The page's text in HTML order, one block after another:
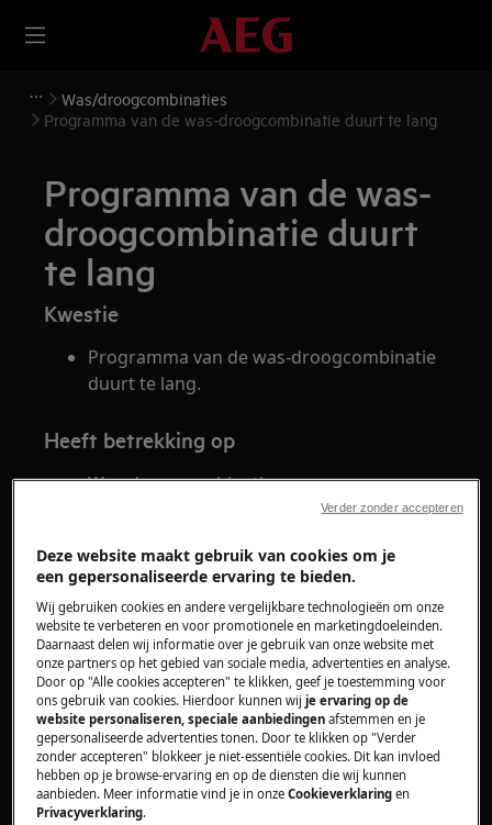
Was/droogcombinaties
Programma van de was-droogcombinatie duurt te lang
Programma van de was-
droogcombinatie duurt
te lang
Kwestie
Programma van de was-droogcombinatie
duurt te lang.
Heeft betrekking op
Was-droogcombinatie
Vermijd het ECO programma of zorg dat
de optie ECO is uitgeschakeld.
Gebruik de juiste hoeveelheid wasgoed bij
het gekozen wasprogramma.
Doseer de juiste hoeveelheid wasmiddel.
Neem contact op met onze servicedienst
voor een afspraak.
Wanneer de bovenstaande suggesties het
probleem niet hebben opgelost, adviseren wij
Deze website maakt gebruik van cookies om je
een gepersonaliseerde ervaring te bieden.
Wij gebruiken cookies en andere vergelijkbare technologieën om onze
website te verbeteren en voor promotionele en marketingdoeleinden.
Daarnaast delen wij informatie over je gebruik van onze website met
onze partners op het gebied van sociale media, advertenties en analyse.
Door op "Alle cookies accepteren" te klikken, geef je toestemming voor
ons gebruik van cookies. Hierdoor kunnen wijje ervaring op de
website personaliseren, speciale aanbiedingen afstemmen en je
gepersonaliseerde advertenties tonen. Door te klikken op "Verder
zonder accepteren" blokkeer je niet-essentiële cookies. Dit kan invloed
hebben op je browse-ervaring en op de diensten die wij kunnen
aanbieden. Meer informatie vind je in onzeCookieverklaring en
Privacyverklaring.
Verder zonder accepteren